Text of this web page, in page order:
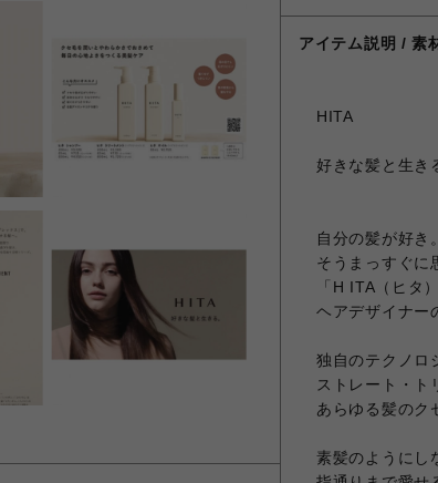
アイテム説明 / 素
HITA
好きな髪と生き
自分の髪が好き。
そうまっすぐに
「H ITA（ヒタ
ヘアデザイナー
独自のテクノロ
ストレート・ト
あらゆる髪のク
素髪のようにし